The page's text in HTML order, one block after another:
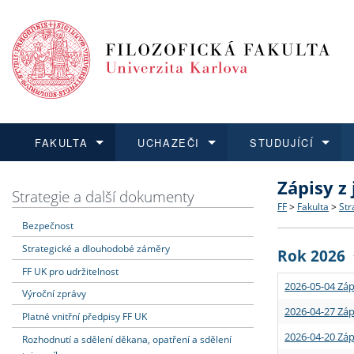
FAKULTA
Dozvědět se více
Struktura
Strategie
Podpora
UCHAZEČI
Podat přihlášku
Co
Učitelské
STUDUJÍCÍ
Dozvědět se více
Rigorózní
Dozvědět se více
O vědě a
Granty a
Dozvědět se více
Aktuální
Strategie a další dokumenty
Bezpečnost
Strategické a dlouhodobé záměry
FF UK pro udržitelnost
Výroční zprávy
Platné vnitřní předpisy FF UK
Rozhodnutí a sdělení děkana, opatření a sdělení
Zápisy
FF > Fakulta >
Rok 2026
2026-05-04
2026-04-27
2026-04-20